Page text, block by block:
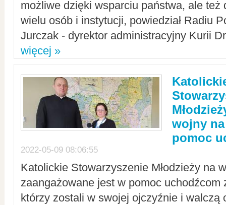
możliwe dzięki wsparciu państwa, ale też
wielu osób i instytucji, powiedział Radiu
Jurczak - dyrektor administracyjny Kurii
więcej »
wojny
pomoc
2022-05-09 08:06:55
Katolickie Stowarzyszenie Młodzieży na
zaangażowane jest w pomoc uchodźcom
którzy zostali w swojej ojczyźnie i walczą